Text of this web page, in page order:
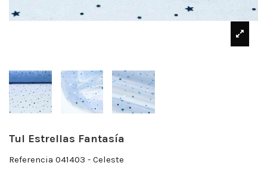
Tul Estrellas Fantasía
Referencia 041403 - Celeste